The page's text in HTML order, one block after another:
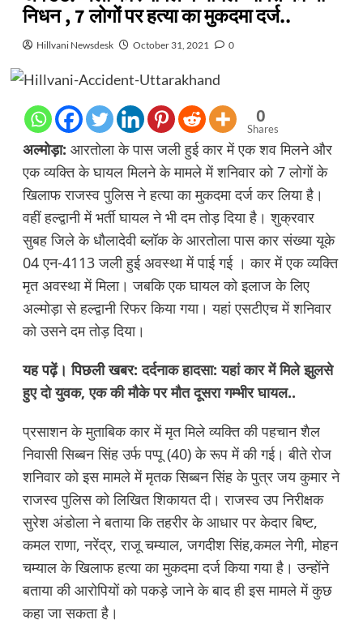
निधन , 7 लोगों पर हत्या का मुकदमा दर्ज..
Hillvani Newsdesk October 31, 2021 0
0
Shares
अल्मोड़ा: आरतोला के पास जली हुई कार में एक शव मिलने और
एक व्यक्ति के घायल मिलने के मामले में शनिवार को 7 लोगों के
खिलाफ राजस्व पुलिस ने हत्या का मुकदमा दर्ज कर लिया है।
वहीं हल्द्वानी में भर्ती घायल ने भी दम तोड़ दिया है। शुक्रवार
सुबह जिले के धौलादेवी ब्लॉक के आरतोला पास कार संख्या यूके
04 एन-4113 जली हुई अवस्था में पाई गई । कार में एक व्यक्ति
मृत अवस्था में मिला। जबकि एक घायल को इलाज के लिए
अल्मोड़ा से हल्द्वानी रिफर किया गया। यहां एसटीएच में शनिवार
को उसने दम तोड़ दिया।
यह पढ़ें। पिछली खबर:दर्दनाक हादसा: यहां कार में मिले झुलसे
हुए दो युवक, एक की मौके पर मौत दूसरा गम्भीर घायल..
प्रसाशन के मुताबिक कार में मृत मिले व्यक्ति की पहचान शैल
निवासी सिब्बन सिंह उर्फ पप्पू (40) के रूप में की गई। बीते रोज
शनिवार को इस मामले में मृतक सिब्बन सिंह के पुत्र जय कुमार ने
राजस्व पुलिस को लिखित शिकायत दी। राजस्व उप निरीक्षक
सुरेश अंडोला ने बताया कि तहरीर के आधार पर केदार बिष्ट,
कमल राणा, नरेंद्र, राजू चम्याल, जगदीश सिंह,कमल नेगी, मोहन
चम्याल के खिलाफ हत्या का मुकदमा दर्ज किया गया है। उन्होंने
बताया की आरोपियों को पकड़े जाने के बाद ही इस मामले में कुछ
कहा जा सकता है।